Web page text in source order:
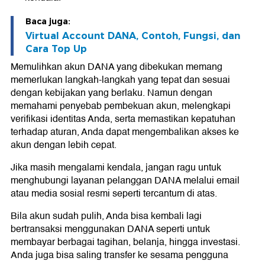
Baca juga:
Virtual Account DANA, Contoh, Fungsi, dan
Cara Top Up
Memulihkan akun DANA yang dibekukan memang
memerlukan langkah-langkah yang tepat dan sesuai
dengan kebijakan yang berlaku. Namun dengan
memahami penyebab pembekuan akun, melengkapi
verifikasi identitas Anda, serta memastikan kepatuhan
terhadap aturan, Anda dapat mengembalikan akses ke
akun dengan lebih cepat.
Jika masih mengalami kendala, jangan ragu untuk
menghubungi layanan pelanggan DANA melalui email
atau media sosial resmi seperti tercantum di atas.
Bila akun sudah pulih, Anda bisa kembali lagi
bertransaksi menggunakan DANA seperti untuk
membayar berbagai tagihan, belanja, hingga investasi.
Anda juga bisa saling transfer ke sesama pengguna